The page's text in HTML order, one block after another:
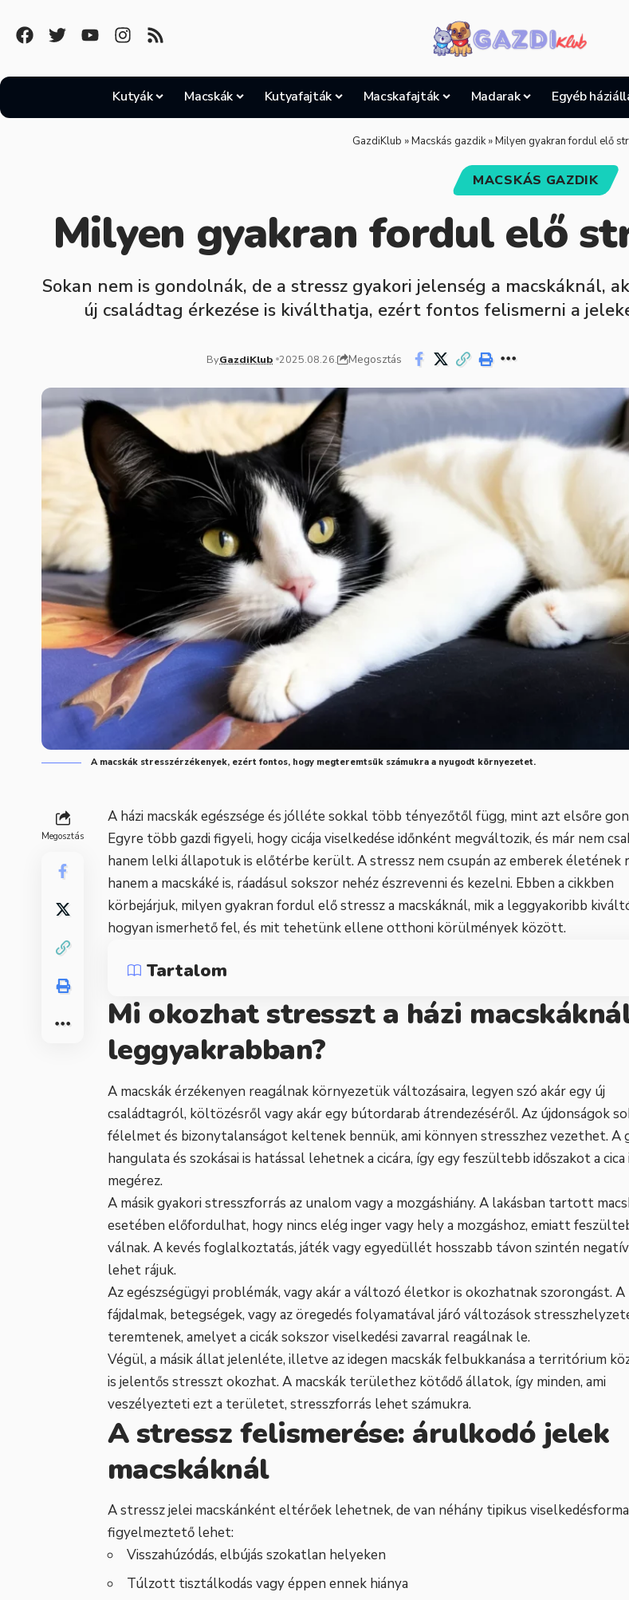
Kutyák Macskák Kutyafajták Macskafajták Madarak Egyéb
GazdiKlub »Macskás gazdik»Milyen gyakran fordul elő
MACSKÁS GAZDIK
Milyen gyakran fordul elő
Sokan nem is gondolnák, de a stressz gyakori jelenség a macskáknál,
új családtag érkezése is kiválthatja, ezért fontos felismerni a
ByGazdiKlub 2025.08.26. Megosztás
A macskák stresszérzékenyek, ezért fontos, hogy megteremtsük számukra a nyugodt környezetet.
Megosztás
A házi macskák egészsége és jólléte sokkal több tényezőtől függ, mint azt elsőre
Egyre több gazdi figyeli, hogy cicája viselkedése időnként megváltozik, és már nem
hanem lelki állapotuk is előtérbe került. A stressz nem csupán az emberek életének
hanem a macskáké is, ráadásul sokszor nehéz észrevenni és kezelni. Ebben a cikkben
körbejárjuk, milyen gyakran fordul elő stressz a macskáknál, mik a leggyakoribb
hogyan ismerhető fel, és mit tehetünk ellene otthoni körülmények között.
Tartalom
Mi okozhat stresszt a házi
leggyakrabban?
A macskák érzékenyen reagálnak környezetük változásaira, legyen szó akár egy új
családtagról, költözésről vagy akár egy bútordarab átrendezéséről. Az újdonságok
félelmet és bizonytalanságot keltenek bennük, ami könnyen stresszhez vezethet. A
hangulata és szokásai is hatással lehetnek a cicára, így egy feszültebb időszakot a cica
megérez.
A másik gyakori stresszforrás az unalom vagy a mozgáshiány. A lakásban tartott
esetében előfordulhat, hogy nincs elég inger vagy hely a mozgáshoz, emiatt
válnak. A kevés foglalkoztatás, játék vagy egyedüllét hosszabb távon szintén
lehet rájuk.
Az egészségügyi problémák, vagy akár a változó életkor is okozhatnak szorongást. A
fájdalmak, betegségek, vagy az öregedés folyamatával járó változások
teremtenek, amelyet a cicák sokszor viselkedési zavarral reagálnak le.
Végül, a másik állat jelenléte, illetve az idegen macskák felbukkanása a territórium
is jelentős stresszt okozhat. A macskák területhez kötődő állatok, így minden, ami
veszélyezteti ezt a területet, stresszforrás lehet számukra.
A stressz felismerése: árulkodó jelek
macskáknál
A stressz jelei macskánként eltérőek lehetnek, de van néhány tipikus
figyelmeztető lehet:
Visszahúzódás, elbújás szokatlan helyeken
Túlzott tisztálkodás vagy éppen ennek hiánya